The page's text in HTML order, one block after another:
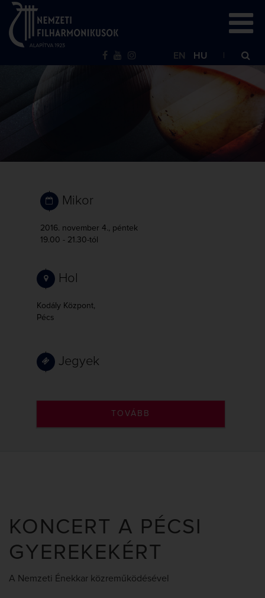
EN HU
Mikor
2016. november 4., péntek
19.00 - 21.30-tól
Hol
Kodály Központ,
Pécs
Jegyek
TOVÁBB
KONCERT A PÉCSI
GYEREKEKÉRT
A Nemzeti Énekkar közreműködésével